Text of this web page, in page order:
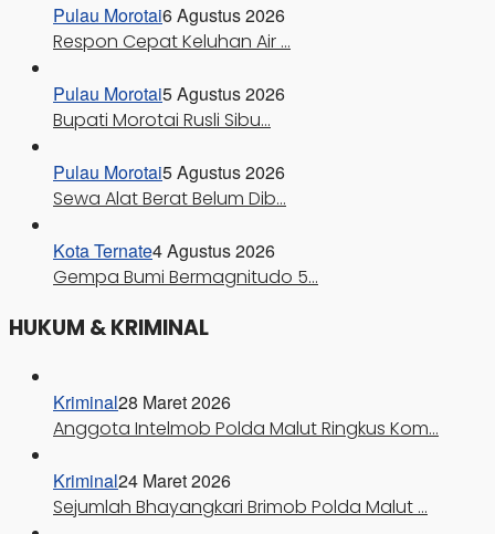
Pulau Morotai6 Agustus 2026
Respon Cepat Keluhan Air …
Pulau Morotai5 Agustus 2026
Bupati Morotai Rusli Sibu…
Pulau Morotai5 Agustus 2026
Sewa Alat Berat Belum Dib…
Kota Ternate4 Agustus 2026
Gempa Bumi Bermagnitudo 5…
HUKUM & KRIMINAL
Kriminal28 Maret 2026
Anggota Intelmob Polda Malut Ringkus Kom…
Kriminal24 Maret 2026
Sejumlah Bhayangkari Brimob Polda Malut …